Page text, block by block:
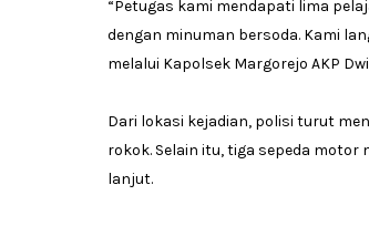
“Petugas kami mendapati lima
dengan minuman bersoda. Kami
melalui Kapolsek Margorejo AKP
Dari lokasi kejadian, polisi turut
rokok. Selain itu, tiga sepeda
lanjut.